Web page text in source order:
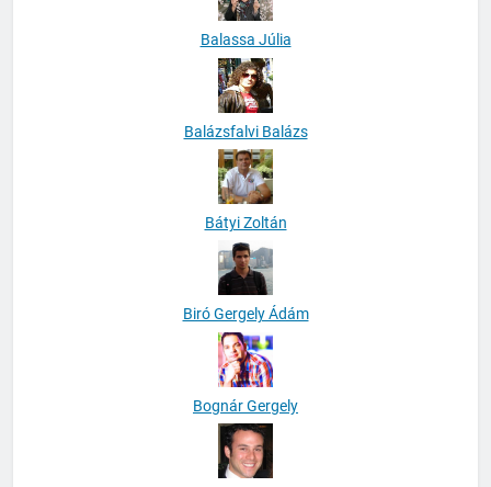
Balassa Júlia
Balázsfalvi Balázs
Bátyi Zoltán
Biró Gergely Ádám
Bognár Gergely